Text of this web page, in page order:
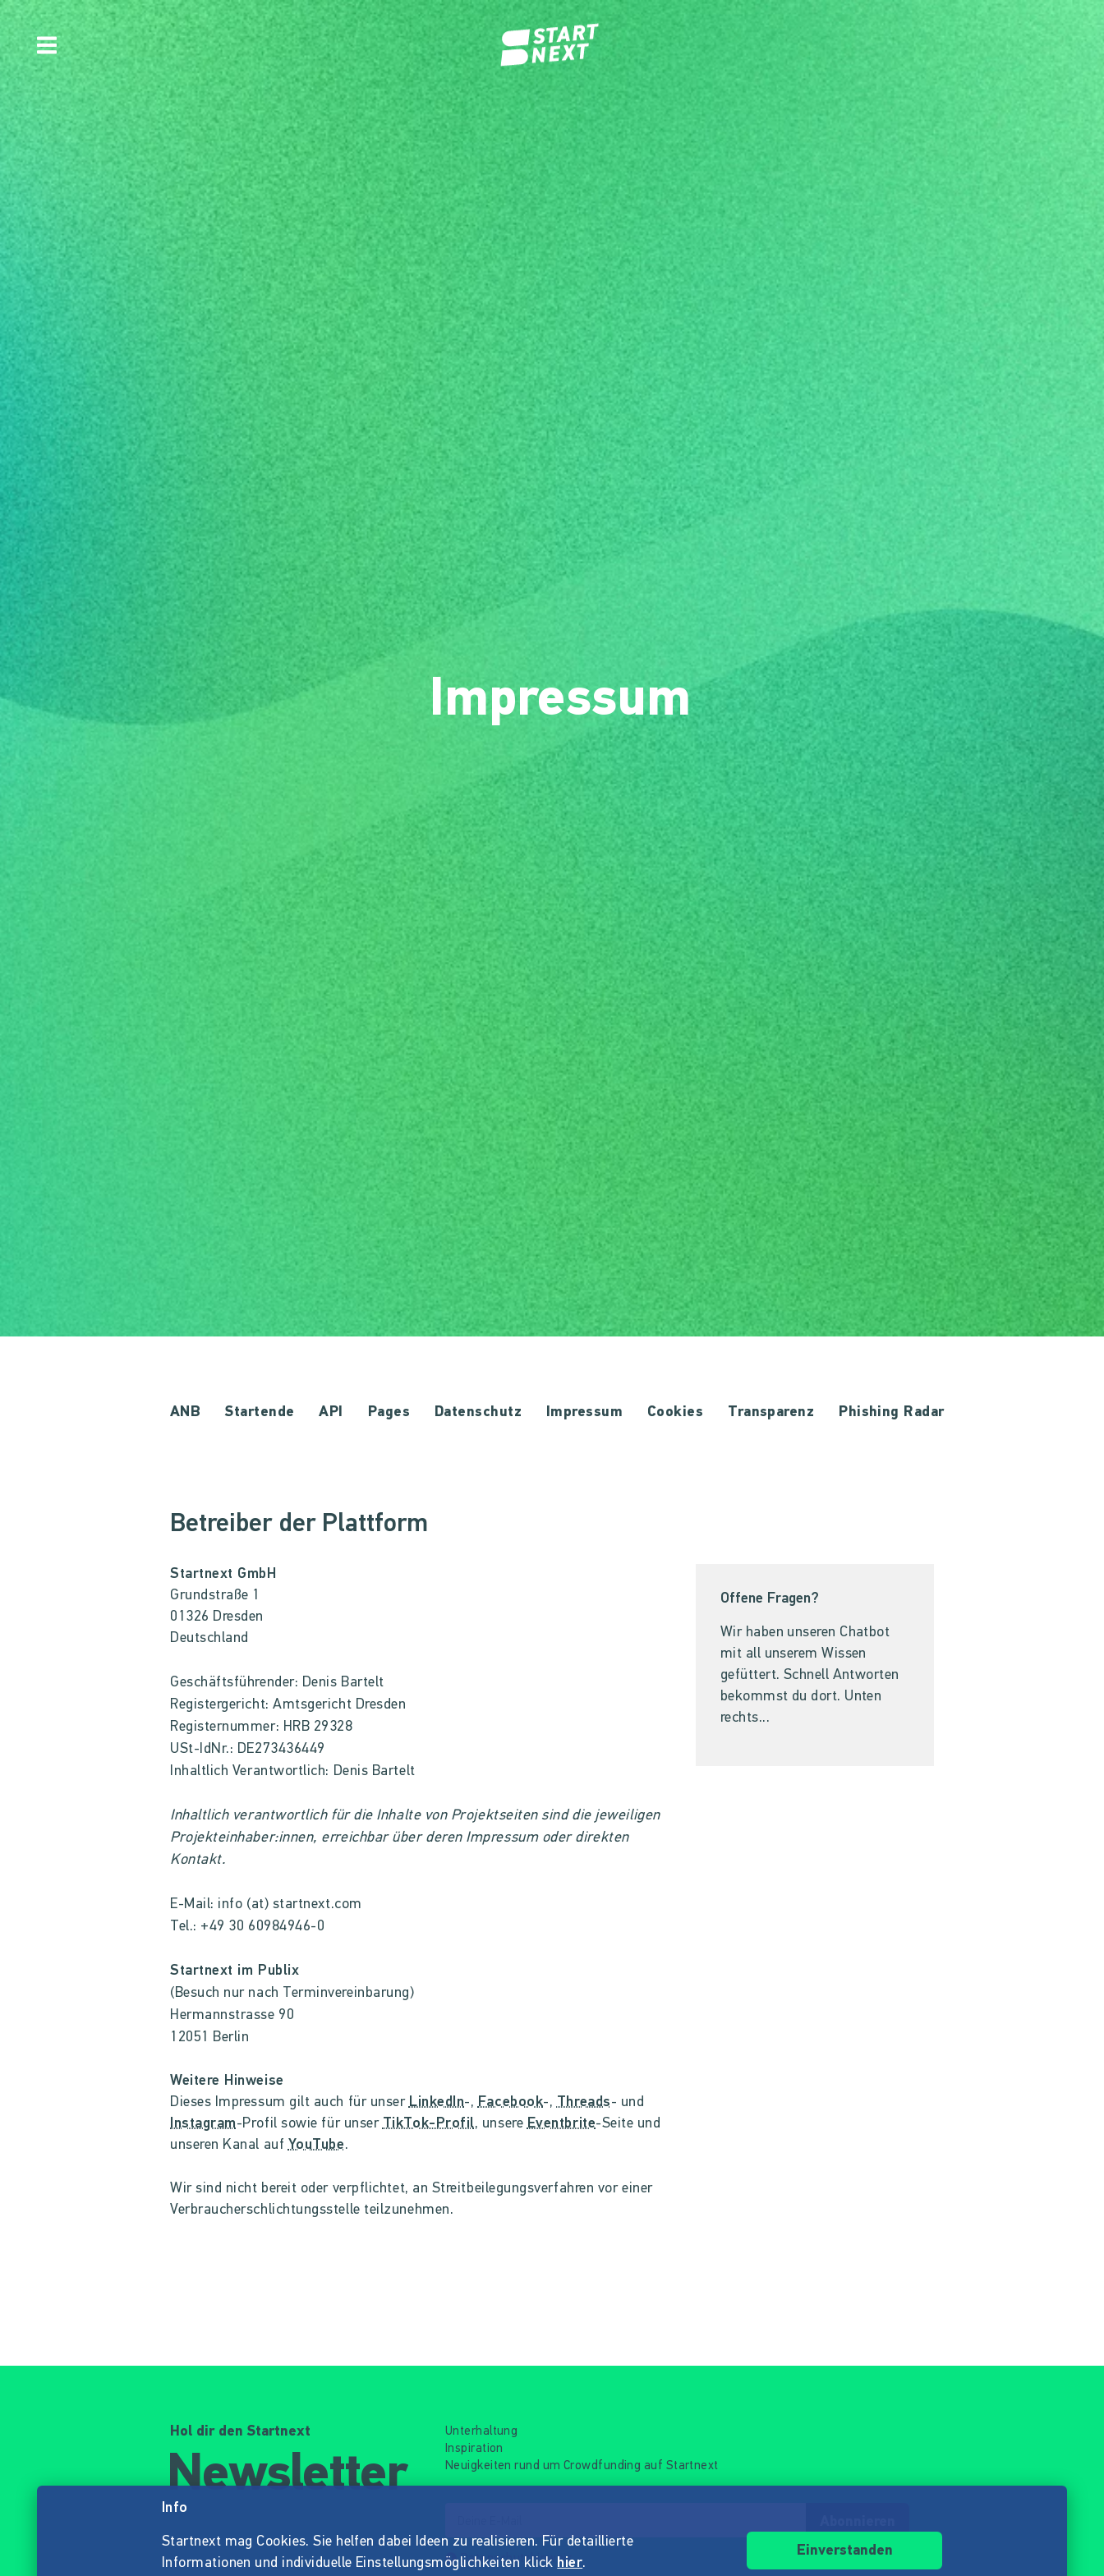
Impressum
ANB Startende API Pages Datenschutz Impressum Cookies Transparenz Phishing Radar
Betreiber der Plattform
Offene Fragen?
Wir haben unseren Chatbot
mit all unserem Wissen
gefüttert. Schnell Antworten
bekommst du dort. Unten
rechts...
Startnext GmbH
Grundstraße 1
01326 Dresden
Deutschland
Geschäftsführender: Denis Bartelt
Registergericht: Amtsgericht Dresden
Registernummer: HRB 29328
USt-IdNr.: DE273436449
Inhaltlich Verantwortlich: Denis Bartelt
Inhaltlich verantwortlich für die Inhalte von Projektseiten sind die jeweiligen
Projekteinhaber:innen, erreichbar über deren Impressum oder direkten
Kontakt.
E-Mail: info (at) startnext.com
Tel.: +49 30 60984946-0
Startnext im Publix
(Besuch nur nach Terminvereinbarung)
Hermannstrasse 90
12051 Berlin
Weitere Hinweise
Dieses Impressum gilt auch für unserLinkedIn-,Facebook-,Threads- und
Instagram-Profil sowie für unserTikTok-Profil, unsereEventbrite-Seite und
unseren Kanal aufYouTube.
Wir sind nicht bereit oder verpflichtet, an Streitbeilegungsverfahren vor einer
Verbraucherschlichtungsstelle teilzunehmen.
Hol dir den Startnext
Newsletter
Unterhaltung
Inspiration
Neuigkeiten rund um Crowdfunding auf Startnext
Datenschutzhinweis
Info
Startnext mag Cookies. Sie helfen dabei Ideen zu realisieren. Für detaillierte
Informationen und individuelle Einstellungsmöglichkeiten klick hier.
Einverstanden